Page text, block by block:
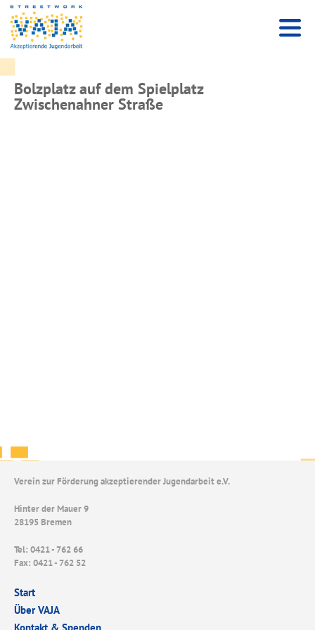
Bolzplatz auf dem Spielplatz
Zwischenahner Straße
Verein zur Förderung akzeptierender Jugendarbeit e.V.
Hinter der Mauer 9
28195 Bremen
Tel: 0421 - 762 66
Fax: 0421 - 762 52
Start
Über VAJA